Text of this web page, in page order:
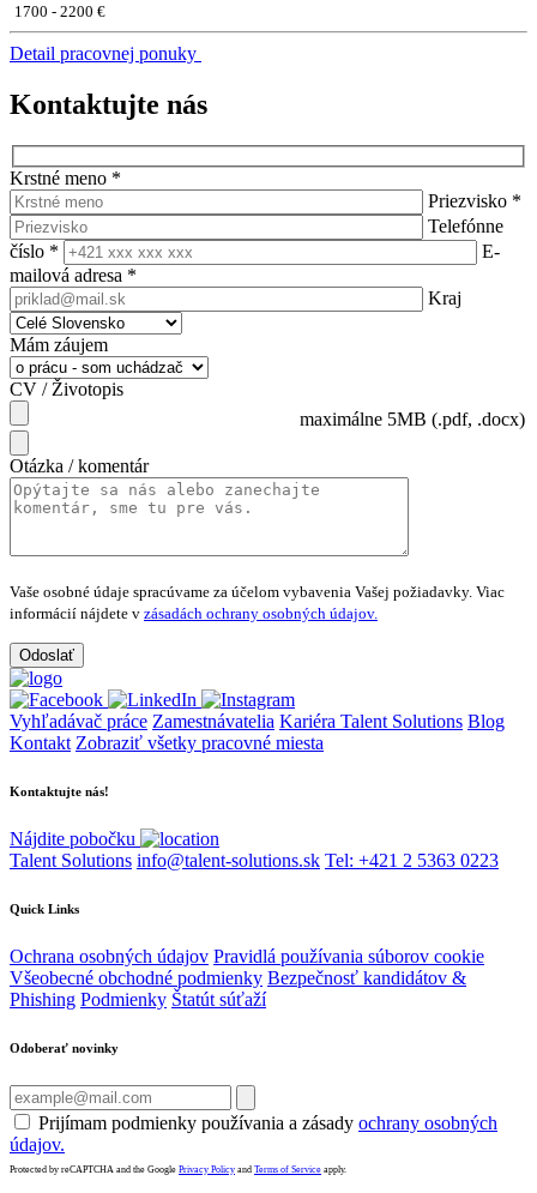
1700 - 2200 €
Detail pracovnej ponuky
Kontaktujte nás
Krstné meno *
Priezvisko *
Telefónne
číslo *
E-
mailová adresa *
Kraj
Mám záujem
CV / Životopis
maximálne 5MB (.pdf, .docx)
Otázka / komentár
Vaše osobné údaje spracúvame za účelom vybavenia Vašej požiadavky. Viac
informácií nájdete v zásadách ochrany osobných údajov.
Vyhľadávač práce Zamestnávatelia Kariéra Talent Solutions Blog
Kontakt Zobraziť všetky pracovné miesta
Kontaktujte nás!
Nájdite pobočku
Talent Solutions info@talent-solutions.sk Tel: +421 2 5363 0223
Quick Links
Ochrana osobných údajov Pravidlá používania súborov cookie
Všeobecné obchodné podmienky Bezpečnosť kandidátov &
Phishing Podmienky Štatút súťaží
Odoberať novinky
Prijímam podmienky používania a zásady ochrany osobných
údajov.
Protected by reCAPTCHA and the Google Privacy Policy and Terms of Service apply.